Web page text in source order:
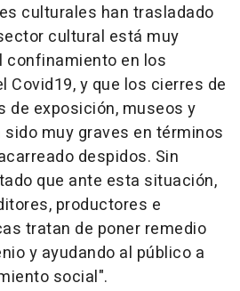
culturales han trasladado
cultural está muy
confinamiento en los
Covid19, y que los cierres de
de exposición, museos y
muy graves en términos
despidos. Sin
que ante esta situación,
productores e
tratan de poner remedio
y ayudando al público a
social".